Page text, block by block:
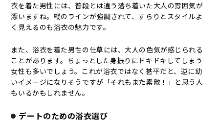
衣を着た男性には、普段とは違う落ち着いた大人の雰囲気が
漂いますね。縦のラインが強調されて、すらりとスタイルよ
く見えるのも浴衣の魅力です。
また、浴衣を着た男性の仕草には、大人の色気が感じられる
ことがあります。ちょっとした身振りにドキドキしてしまう
女性も多いでしょう。これが浴衣ではなく甚平だと、逆に幼
いイメージになりそうですが「それもまた素敵！」と思う人
もいるかもしれません。
デートのための浴衣選び